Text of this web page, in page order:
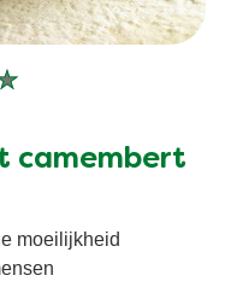
camembert
moeilijkheid